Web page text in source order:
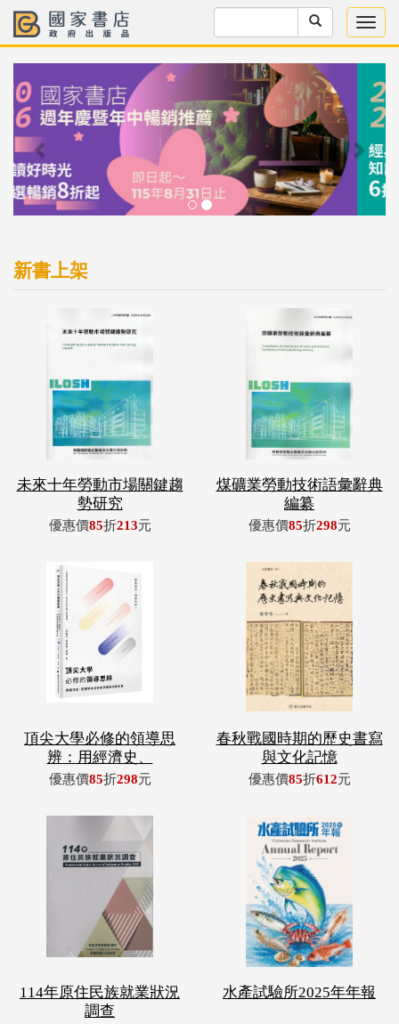
新書上架
未來十年勞動市場關鍵趨
勢研究
優惠價85折213元
煤礦業勞動技術語彙辭典
編纂
優惠價85折298元
頂尖大學必修的領導思
辨：用經濟史、
優惠價85折298元
春秋戰國時期的歷史書寫
與文化記憶
優惠價85折612元
114年原住民族就業狀況
調查
水產試驗所2025年年報